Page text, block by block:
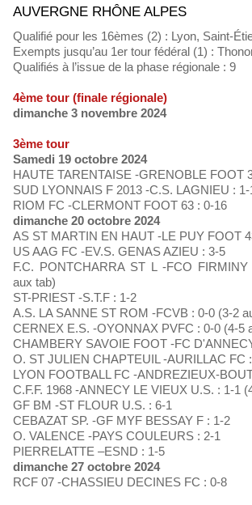
AUVERGNE RHÔNE ALPES
Qualifié pour les 16èmes (2) : Lyon, Saint-
Exempts jusqu’au 1er tour fédéral (1) :
Qualifiés à l’issue de la phase régionale : 9
4ème tour (finale régionale)
dimanche 3 novembre 2024
3ème tour
Samedi 19 octobre 2024
HAUTE TARENTAISE -GRENOBLE FOOT
SUD LYONNAIS F 2013 -C.S. LAGNIEU : 1-
RIOM FC -CLERMONT FOOT 63 : 0-16
dimanche 20 octobre 2024
AS ST MARTIN EN HAUT -LE PUY FOOT
US AAG FC -EV.S. GENAS AZIEU : 3-5
F.C. PONTCHARRA ST L -FCO
aux tab)
ST-PRIEST -S.T.F : 1-2
A.S. LA SANNE ST ROM -FCVB : 0-0 (3-2
CERNEX E.S. -OYONNAX PVFC : 0-0 (4-5
CHAMBERY SAVOIE FOOT -FC
O. ST JULIEN CHAPTEUIL -AURILLAC FC
LYON FOOTBALL FC -ANDREZIEUX-
C.F.F. 1968 -ANNECY LE VIEUX U.S. : 1-1
GF BM -ST FLOUR U.S. : 6-1
CEBAZAT SP. -GF MYF BESSAY F : 1-2
O. VALENCE -PAYS COULEURS : 2-1
PIERRELATTE –ESND : 1-5
dimanche 27 octobre 2024
RCF 07 -CHASSIEU DECINES FC : 0-8